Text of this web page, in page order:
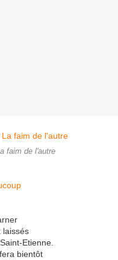
faim de l'autre
laissés
Etienne.
bientôt